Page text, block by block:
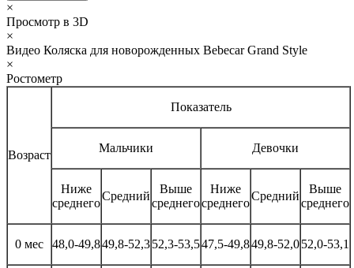
×
Просмотр в 3D
×
Видео Коляска для новорожденных Bebecar Grand Style
×
Ростометр
Возраст
Показатель
Мальчики Девочки
Ниже
среднего
Средний
Выше
среднего
Ниже
среднего
Средний
Выше
среднего
0 мес 48,0-49,849,8-52,352,3-53,547,5-49,849,8-52,052,0-53,1